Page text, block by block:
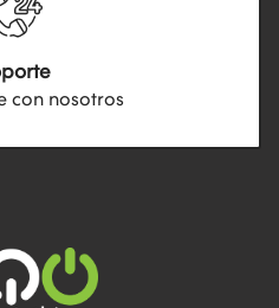
con nosotros